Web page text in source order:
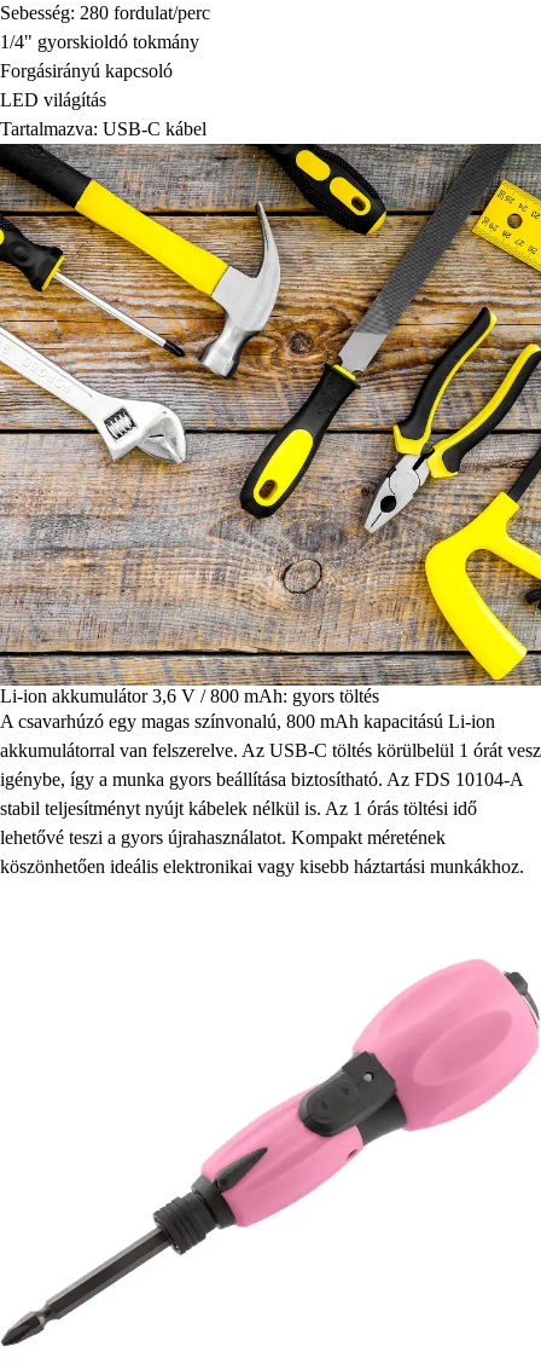
Sebesség: 280 fordulat/perc
1/4" gyorskioldó tokmány
Forgásirányú kapcsoló
LED világítás
Tartalmazva: USB-C kábel
Li-ion akkumulátor 3,6 V / 800 mAh: gyors töltés
A csavarhúzó egy magas színvonalú, 800 mAh kapacitású Li-ion
akkumulátorral van felszerelve. Az USB-C töltés körülbelül 1 órát vesz
igénybe, így a munka gyors beállítása biztosítható. Az FDS 10104-A
stabil teljesítményt nyújt kábelek nélkül is. Az 1 órás töltési idő
lehetővé teszi a gyors újrahasználatot. Kompakt méretének
köszönhetően ideális elektronikai vagy kisebb háztartási munkákhoz.